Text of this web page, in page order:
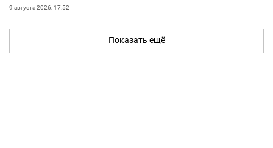
9 августа 2026, 17:52
Показать ещё